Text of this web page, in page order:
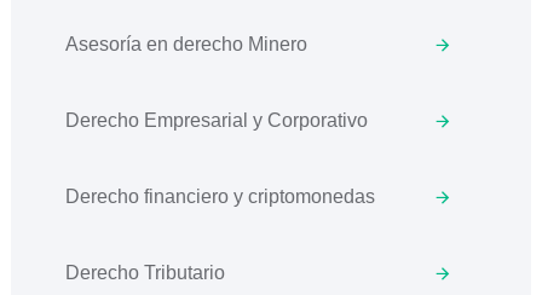
Asesoría en derecho Minero
Derecho Empresarial y Corporativo
Derecho financiero y criptomonedas
Derecho Tributario